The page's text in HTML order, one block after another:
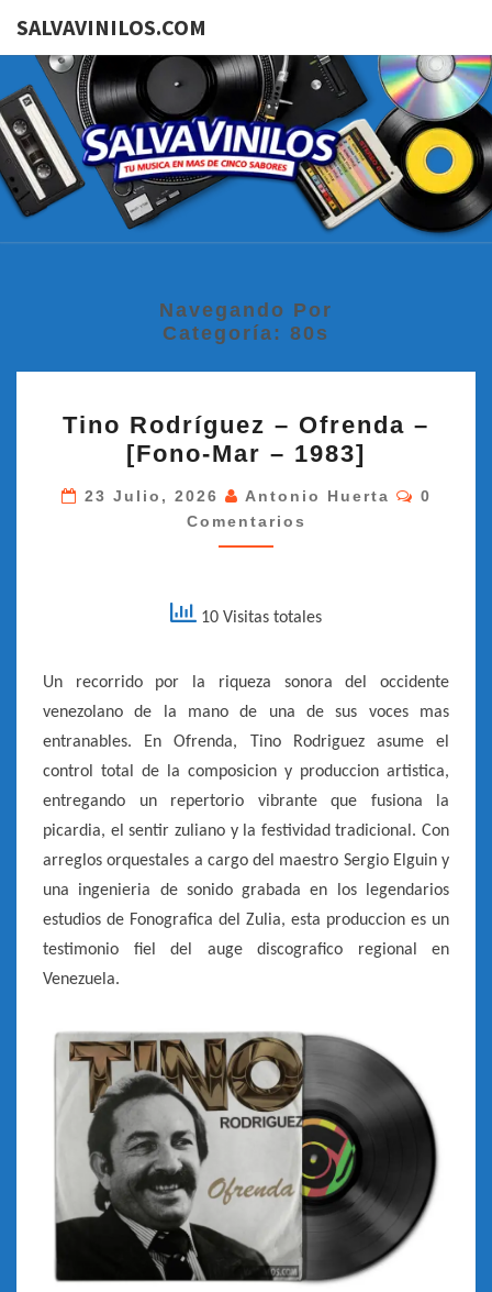
SALVAVINILOS.COM
Tu
Música
En Más
Sabores
Navegando Por
Categoría: 80s
RODRÍGUEZ
–
OFRENDA
–
[FONO-
–
Tino Rodríguez – Ofrenda –
[Fono-Mar – 1983]
23 Julio, 2026 Antonio Huerta
0
Comentarios
10 Visitas totales
Un recorrido por la riqueza sonora del occidente
venezolano de la mano de una de sus voces mas
entranables. En Ofrenda, Tino Rodriguez asume el
control total de la composicion y produccion artistica,
entregando un repertorio vibrante que fusiona la
picardia, el sentir zuliano y la festividad tradicional. Con
arreglos orquestales a cargo del maestro Sergio Elguin y
una ingenieria de sonido grabada en los legendarios
estudios de Fonografica del Zulia, esta produccion es un
testimonio fiel del auge discografico regional en
Venezuela.